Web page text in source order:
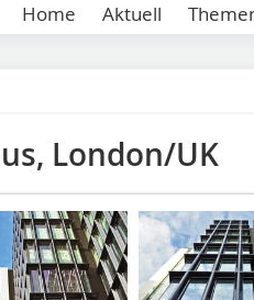
Home Aktuell
London/UK